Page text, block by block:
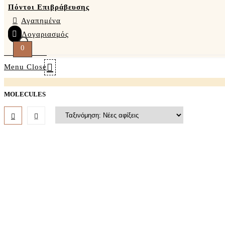
Πόντοι Επιβράβευσης
Αγαπημένα
Λογαριασμός
0
Menu Close
MOLECULES